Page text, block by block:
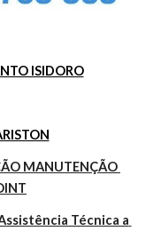
ISIDORO
MANUTENÇÃO
Técnica a